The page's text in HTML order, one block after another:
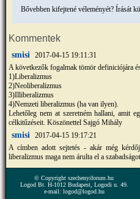
Bővebben kifejtené véleményét? Írását
Kommentek
smisi 2017-04-15 19:11:31
A következők fogalmak tömör definiciójára
1)Liberalizmus
2)Neoliberalizmus
3)Illiberalizmus
4)Nemzeti liberalizmus (ha van ilyen).
Lehetőleg nem at szeretném hallani, amit
célkitűzéseit. Köszönettel Sajgó Mihály
smisi 2017-04-15 19:17:21
A címben adott sejtetés - akár még
liberalizmus maga nem árulta el a
© Copyright szechenyiforum.hu
Logod Bt. H-1012 Budapest, Logodi u. 49.
e-mail: logod@logod.hu